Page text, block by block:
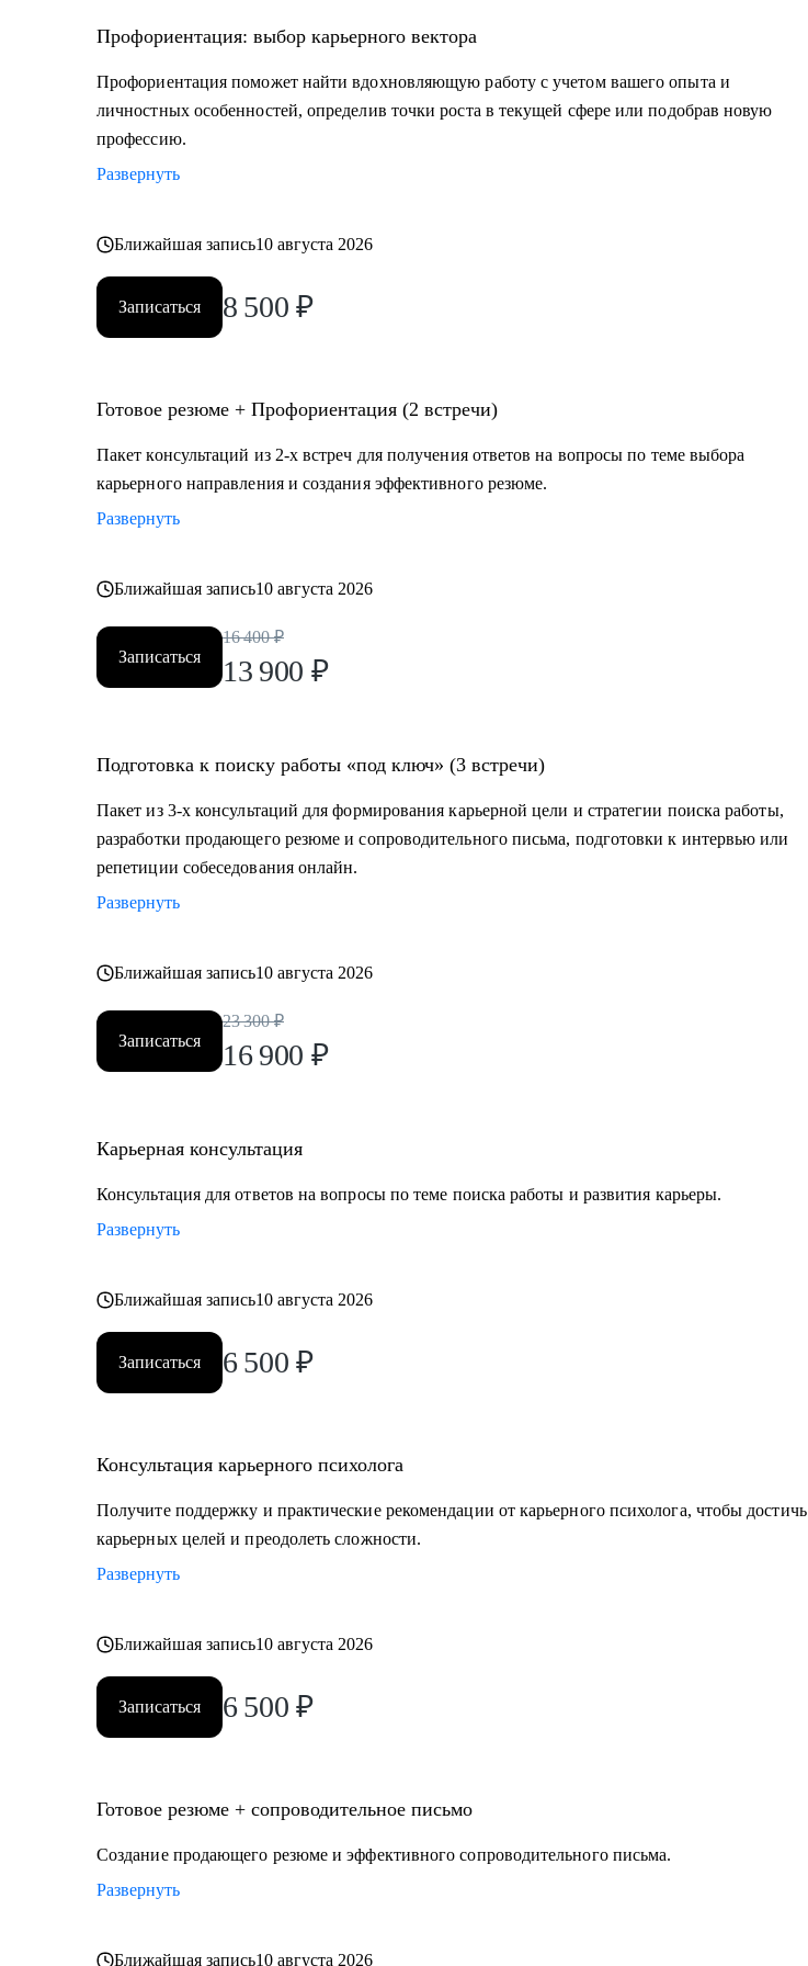
• закупки, тендеры
• маркетинг, PR
• образование
• бухгалтерия
• психология
• склад
Жизнь слишком коротка для нелюбимой работы, записывайтесь!
Профориентация: выбор карьерного вектора
Профориентация поможет найти вдохновляющую работу с учетом вашего опыта и
личностных особенностей, определив точки роста в текущей сфере или подобрав новую
профессию.
Развернуть
Ближайшая запись10 августа 2026
Записаться 8 500 ₽
Готовое резюме + Профориентация (2 встречи)
Пакет консультаций из 2-х встреч для получения ответов на вопросы по теме выбора
карьерного направления и создания эффективного резюме.
Развернуть
Ближайшая запись10 августа 2026
Записаться
16 400 ₽
13 900 ₽
Подготовка к поиску работы «под ключ» (3 встречи)
Пакет из 3-х консультаций для формирования карьерной цели и стратегии поиска работы,
разработки продающего резюме и сопроводительного письма, подготовки к интервью или
репетиции собеседования онлайн.
Развернуть
Ближайшая запись10 августа 2026
Записаться
23 300 ₽
16 900 ₽
Карьерная консультация
Консультация для ответов на вопросы по теме поиска работы и развития карьеры.
Развернуть
Ближайшая запись10 августа 2026
Записаться 6 500 ₽
Консультация карьерного психолога
Получите поддержку и практические рекомендации от карьерного психолога, чтобы достичь
карьерных целей и преодолеть сложности.
Развернуть
Ближайшая запись10 августа 2026
Записаться 6 500 ₽
Готовое резюме + сопроводительное письмо
Создание продающего резюме и эффективного сопроводительного письма.
Развернуть
Ближайшая запись10 августа 2026